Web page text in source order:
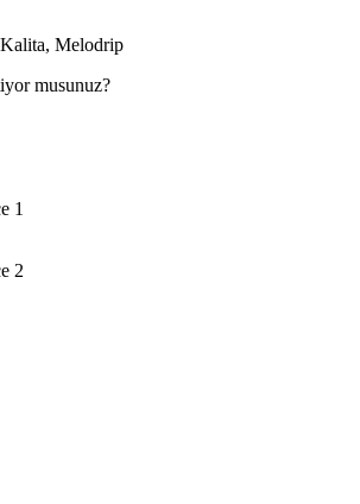
Melodrip
musunuz?
1
2